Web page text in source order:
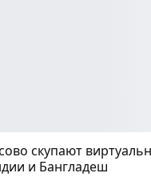
скупают
и Бангладеш